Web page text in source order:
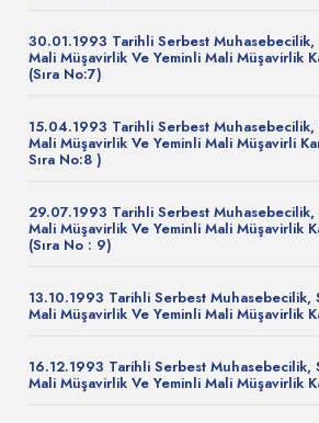
30.01.1993 Tarihli Serbest
Mali Müşavirlik Ve Yeminli Mali Müşavirlik
(Sıra No:7)
15.04.1993 Tarihli Serbest
Mali Müşavirlik Ve Yeminli Mali Müşavirli
Sıra No:8 )
29.07.1993 Tarihli Serbest
Mali Müşavirlik Ve Yeminli Mali Müşavirlik
(Sıra No : 9)
13.10.1993 Tarihli Serbest Muhasebecilik,
Mali Müşavirlik Ve Yeminli Mali Müşavirlik
16.12.1993 Tarihli Serbest Muhasebecilik,
Mali Müşavirlik Ve Yeminli Mali Müşavirlik